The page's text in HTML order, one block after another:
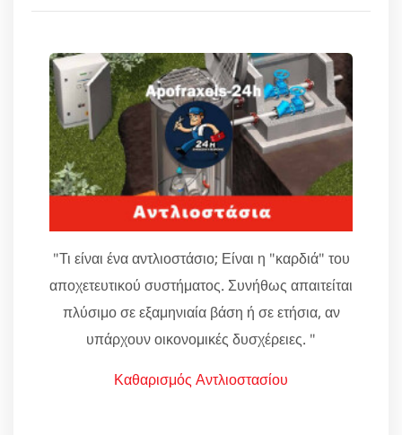
"Τι είναι ένα αντλιοστάσιο; Είναι η "καρδιά" του
αποχετευτικού συστήματος. Συνήθως απαιτείται
πλύσιμο σε εξαμηνιαία βάση ή σε ετήσια, αν
υπάρχουν οικονομικές δυσχέρειες. "
Καθαρισμός Αντλιοστασίου